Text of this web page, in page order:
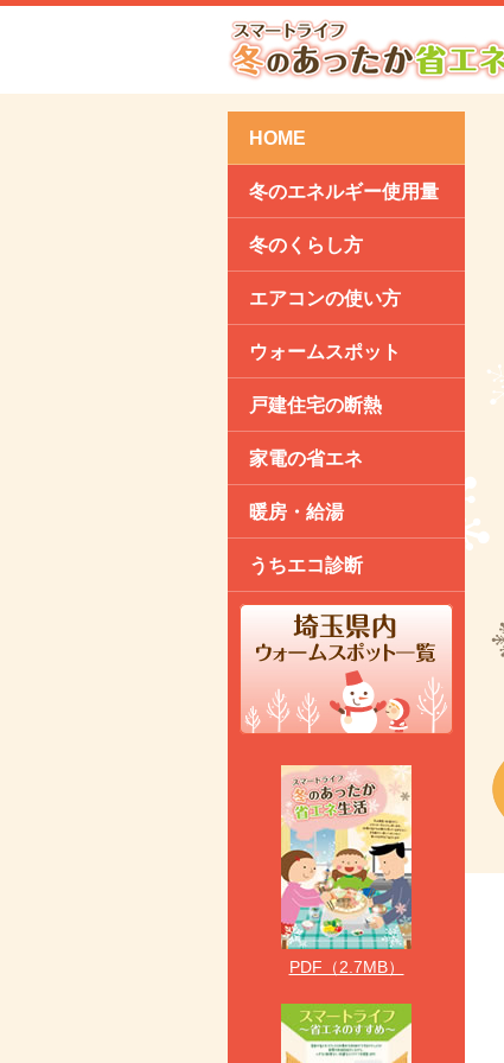
HOME
冬のエネルギー使用量
冬のくらし方
エアコンの使い方
ウォームスポット
戸建住宅の断熱
家電の省エネ
暖房・給湯
うちエコ診断
PDF（2.7MB）